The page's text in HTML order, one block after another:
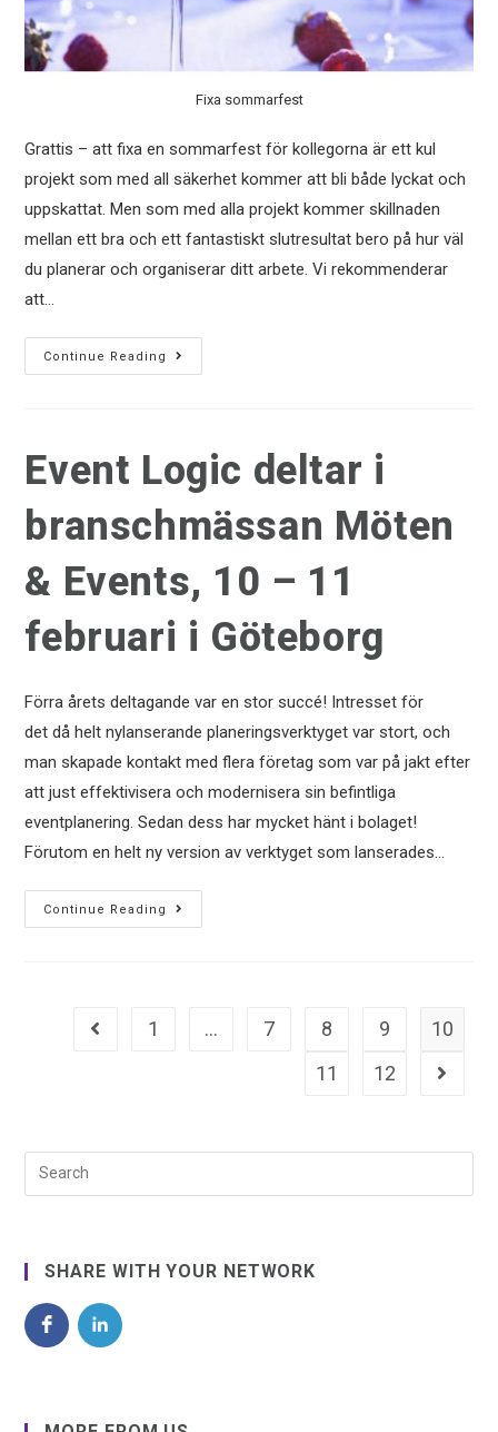
Fixa sommarfest
Grattis – att fixa en sommarfest för kollegorna är ett kul
projekt som med all säkerhet kommer att bli både lyckat och
uppskattat. Men som med alla projekt kommer skillnaden
mellan ett bra och ett fantastiskt slutresultat bero på hur väl
du planerar och organiserar ditt arbete. Vi rekommenderar
att…
Continue Reading
Event Logic deltar i
branschmässan Möten
& Events, 10 – 11
februari i Göteborg
Förra årets deltagande var en stor succé! Intresset för
det då helt nylanserande planeringsverktyget var stort, och
man skapade kontakt med flera företag som var på jakt efter
att just effektivisera och modernisera sin befintliga
eventplanering. Sedan dess har mycket hänt i bolaget!
Förutom en helt ny version av verktyget som lanserades…
Continue Reading
1 … 7 8 9
10
11
12
SHARE WITH YOUR NETWORK